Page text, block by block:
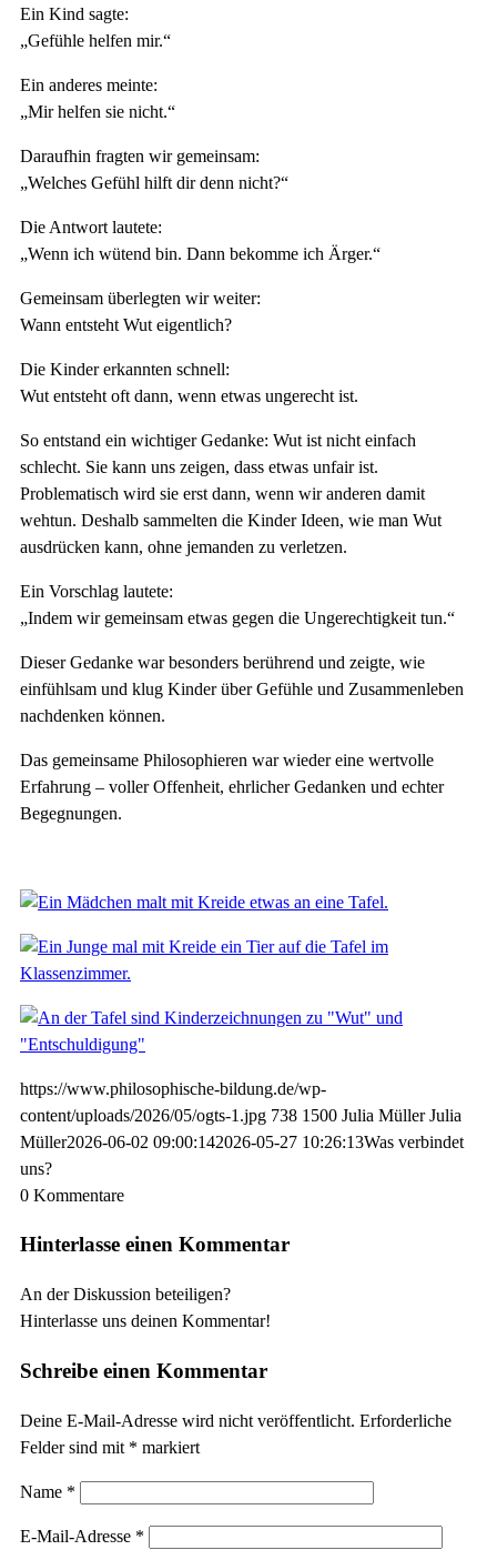
Ein Kind sagte:
„Gefühle helfen mir.“
Ein anderes meinte:
„Mir helfen sie nicht.“
Daraufhin fragten wir gemeinsam:
„Welches Gefühl hilft dir denn nicht?“
Die Antwort lautete:
„Wenn ich wütend bin. Dann bekomme ich Ärger.“
Gemeinsam überlegten wir weiter:
Wann entsteht Wut eigentlich?
Die Kinder erkannten schnell:
Wut entsteht oft dann, wenn etwas ungerecht ist.
So entstand ein wichtiger Gedanke: Wut ist nicht einfach
schlecht. Sie kann uns zeigen, dass etwas unfair ist.
Problematisch wird sie erst dann, wenn wir anderen damit
wehtun. Deshalb sammelten die Kinder Ideen, wie man Wut
ausdrücken kann, ohne jemanden zu verletzen.
Ein Vorschlag lautete:
„Indem wir gemeinsam etwas gegen die Ungerechtigkeit tun.“
Dieser Gedanke war besonders berührend und zeigte, wie
einfühlsam und klug Kinder über Gefühle und Zusammenleben
nachdenken können.
Das gemeinsame Philosophieren war wieder eine wertvolle
Erfahrung – voller Offenheit, ehrlicher Gedanken und echter
Begegnungen.
https://www.philosophische-bildung.de/wp-
content/uploads/2026/05/ogts-1.jpg 738 1500 Julia Müller Julia
Müller2026-06-02 09:00:142026-05-27 10:26:13Was verbindet
uns?
0 Kommentare
Hinterlasse einen Kommentar
An der Diskussion beteiligen?
Hinterlasse uns deinen Kommentar!
Schreibe einen Kommentar
Deine E-Mail-Adresse wird nicht veröffentlicht. Erforderliche
Felder sind mit * markiert
Name *
E-Mail-Adresse *